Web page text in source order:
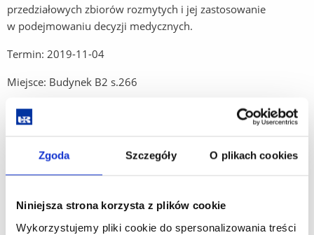
Zgoda Szczegóły O plikach cookies
Niniejsza strona korzysta z plików cookie
Wykorzystujemy pliki cookie do spersonalizowania treści
przedziałowych zbiorów rozmytych i jej zastosowanie
w podejmowaniu decyzji medycznych.
Termin: 2019-11-04
Miejsce: Budynek B2 s.266
Urszula Bentkowska, dr Paweł Drygaś,
Temat: New aspects of composition of interval valued fuzzy
relations used in medical decision making.